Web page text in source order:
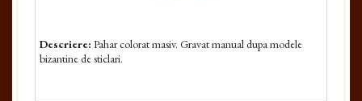
Descriere: Pahar colorat masiv. Gravat manual dupa modele
bizantine de sticlari.